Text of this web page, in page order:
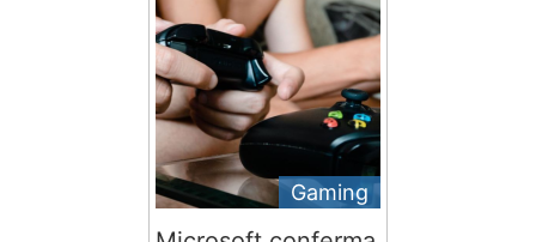
Gaming